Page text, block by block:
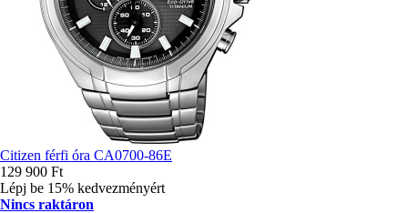
Citizen férfi óra CA0700-86E
129 900 Ft
Lépj be 15% kedvezményért
Nincs raktáron